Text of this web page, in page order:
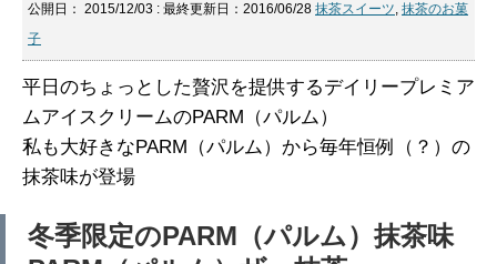
公開日： 2015/12/03 : 最終更新日：2016/06/28 抹茶スイーツ, 抹茶のお菓
子
平日のちょっとした贅沢を提供するデイリープレミア
ムアイスクリームのPARM（パルム）
私も大好きなPARM（パルム）から毎年恒例（？）の
抹茶味が登場
冬季限定のPARM（パルム）抹茶味